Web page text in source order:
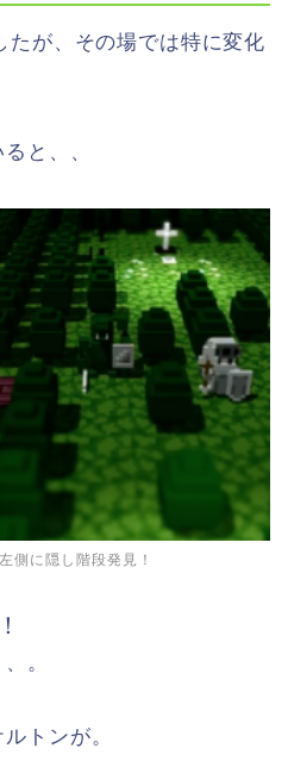
たが、その場では特に変化
と、、
側に隠し階段発見！
。
トンが。